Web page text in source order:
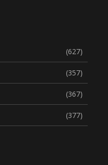
(627)
(357)
(367)
(377)